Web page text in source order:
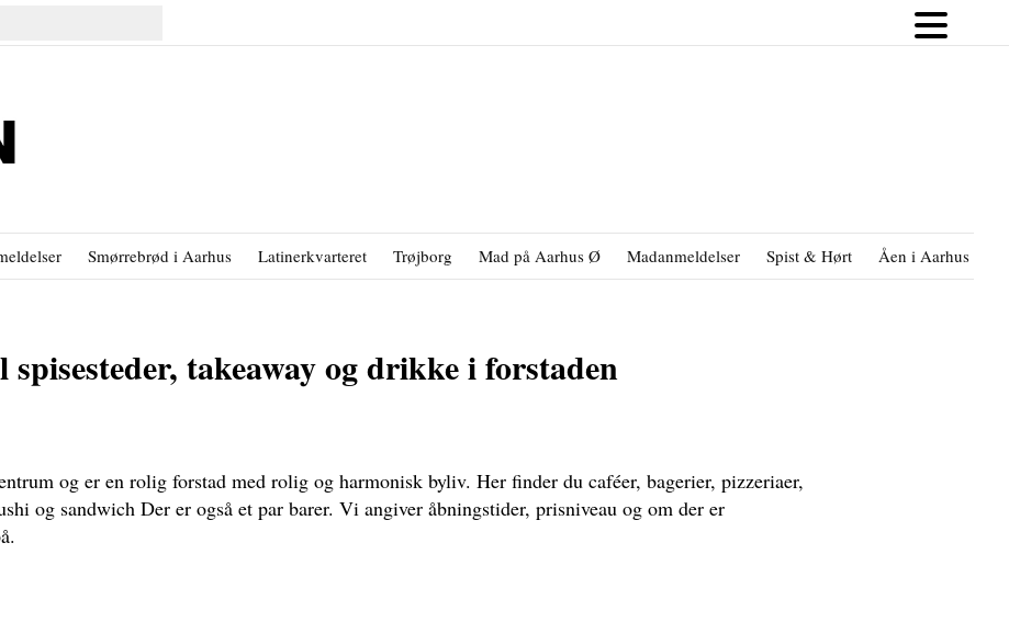
Smørrebrød i Aarhus Latinerkvarteret Trøjborg Mad på Aarhus Ø Madanmeldelser Spist & Hørt Åen i Aarhus
takeaway og drikke i forstaden
og er en rolig forstad med rolig og harmonisk byliv. Her finder du caféer, bagerier, pizzeriaer,
og sandwich Der er også et par barer. Vi angiver åbningstider, prisniveau og om der er